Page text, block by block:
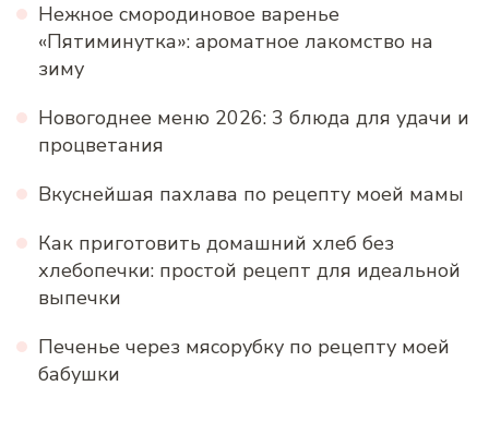
Нежное смородиновое варенье
«Пятиминутка»: ароматное лакомство на
зиму
Новогоднее меню 2026: 3 блюда для удачи и
процветания
Вкуснейшая пахлава по рецепту моей мамы
Как приготовить домашний хлеб без
хлебопечки: простой рецепт для идеальной
выпечки
Печенье через мясорубку по рецепту моей
бабушки